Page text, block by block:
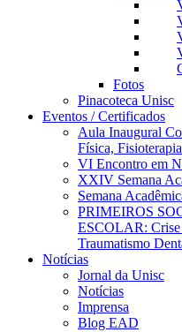
Fotos
Pinacoteca Unisc
Eventos / Certificados
Aula Inaugural
Física,
VI Encontro em
XXIV Semana
Semana
PRIMEIROS
ESCOLAR: Crise
Traumatismo
Notícias
Jornal da Unisc
Notícias
Imprensa
Blog EAD